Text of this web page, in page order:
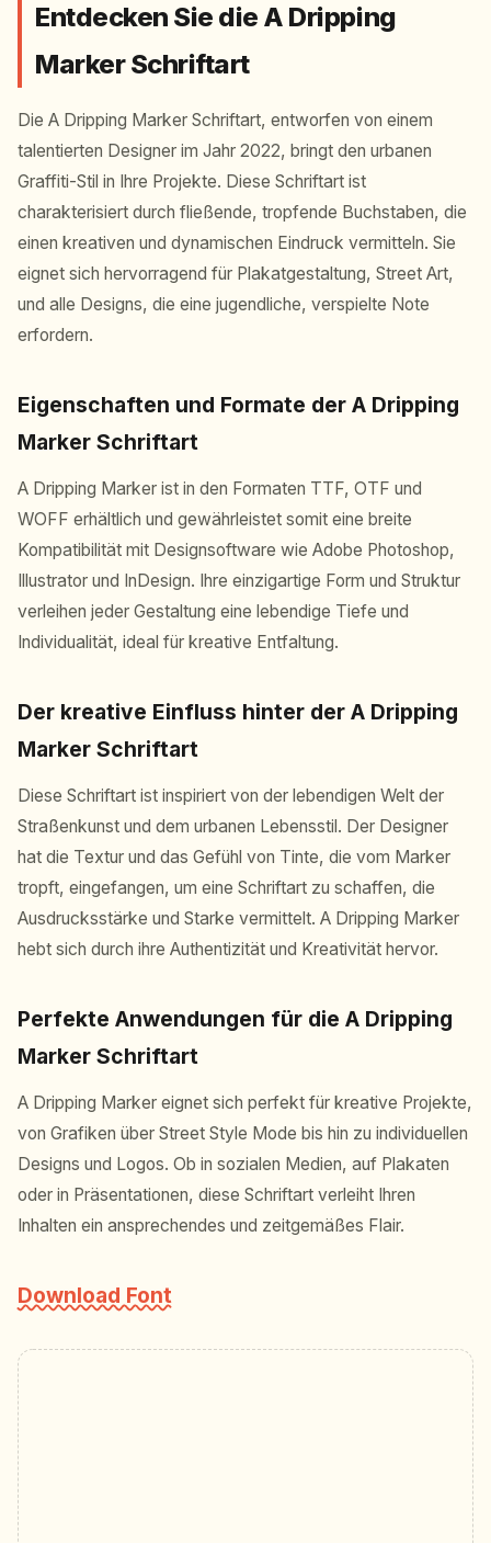
Entdecken Sie die A Dripping
Marker Schriftart
Die A Dripping Marker Schriftart, entworfen von einem
talentierten Designer im Jahr 2022, bringt den urbanen
Graffiti-Stil in Ihre Projekte. Diese Schriftart ist
charakterisiert durch fließende, tropfende Buchstaben, die
einen kreativen und dynamischen Eindruck vermitteln. Sie
eignet sich hervorragend für Plakatgestaltung, Street Art,
und alle Designs, die eine jugendliche, verspielte Note
erfordern.
Eigenschaften und Formate der A Dripping
Marker Schriftart
A Dripping Marker ist in den Formaten TTF, OTF und
WOFF erhältlich und gewährleistet somit eine breite
Kompatibilität mit Designsoftware wie Adobe Photoshop,
Illustrator und InDesign. Ihre einzigartige Form und Struktur
verleihen jeder Gestaltung eine lebendige Tiefe und
Individualität, ideal für kreative Entfaltung.
Der kreative Einfluss hinter der A Dripping
Marker Schriftart
Diese Schriftart ist inspiriert von der lebendigen Welt der
Straßenkunst und dem urbanen Lebensstil. Der Designer
hat die Textur und das Gefühl von Tinte, die vom Marker
tropft, eingefangen, um eine Schriftart zu schaffen, die
Ausdrucksstärke und Starke vermittelt. A Dripping Marker
hebt sich durch ihre Authentizität und Kreativität hervor.
Perfekte Anwendungen für die A Dripping
Marker Schriftart
A Dripping Marker eignet sich perfekt für kreative Projekte,
von Grafiken über Street Style Mode bis hin zu individuellen
Designs und Logos. Ob in sozialen Medien, auf Plakaten
oder in Präsentationen, diese Schriftart verleiht Ihren
Inhalten ein ansprechendes und zeitgemäßes Flair.
Download Font